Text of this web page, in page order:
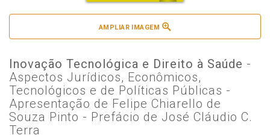
AMPLIAR IMAGEM
Inovação Tecnológica e Direito à Saúde -
Aspectos Jurídicos, Econômicos,
Tecnológicos e de Políticas Públicas -
Apresentação de Felipe Chiarello de
Souza Pinto - Prefácio de José Cláudio C.
Terra